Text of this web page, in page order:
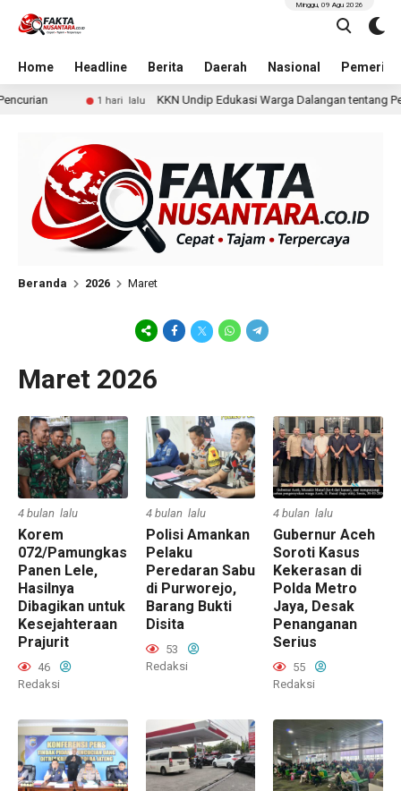
Home Headline Berita Daerah Nasional
Minggu, 09 Agu 2026
1 hari lalu KKN Undip Edukasi Warga Dalangan tentang
Beranda 2026 Maret
Maret 2026
4 bulan lalu
Korem
072/Pamungkas
Panen Lele,
Hasilnya
Dibagikan untuk
Kesejahteraan
Prajurit
46
Redaksi
4 bulan lalu
Polisi Amankan
Pelaku
Peredaran Sabu
di Purworejo,
Barang Bukti
Disita
53
Redaksi
4 bulan lalu
Gubernur Aceh
Soroti Kasus
Kekerasan di
Polda Metro
Jaya, Desak
Penanganan
Serius
55
Redaksi